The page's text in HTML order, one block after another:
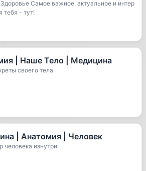
Самое важное, актуальное и интер
тебя - тут!
| Наше Тело | Медицина
своего тела
| Анатомия | Человек
человека изнутри